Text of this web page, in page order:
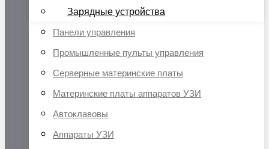
Зарядные устройства
Панели управления
Промышленные пульты управления
Серверные материнские платы
Материнские платы аппаратов УЗИ
Автоклавовы
Аппараты УЗИ